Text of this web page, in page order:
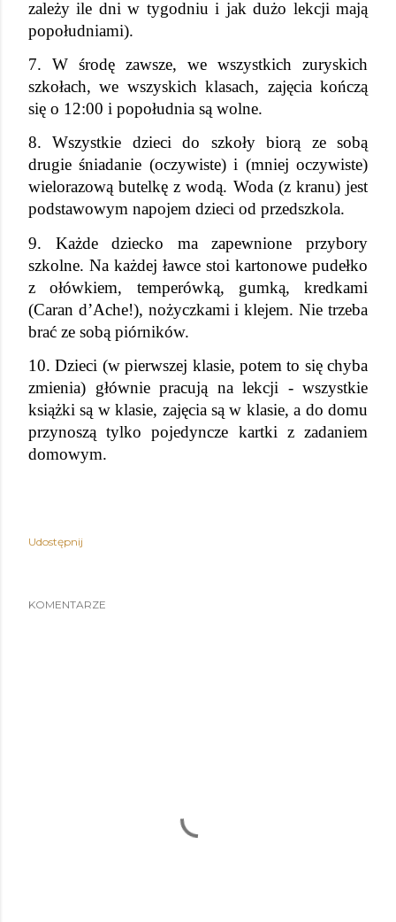
zależy ile dni w tygodniu i jak dużo lekcji mają
popołudniami).
7. W środę zawsze, we wszystkich zuryskich
szkołach, we wszyskich klasach, zajęcia kończą
się o 12:00 i popołudnia są wolne.
8. Wszystkie dzieci do szkoły biorą ze sobą
drugie śniadanie (oczywiste) i (mniej oczywiste)
wielorazową butelkę z wodą. Woda (z kranu) jest
podstawowym napojem dzieci od przedszkola.
9. Każde dziecko ma zapewnione przybory
szkolne. Na każdej ławce stoi kartonowe pudełko
z ołówkiem, temperówką, gumką, kredkami
(Caran d’Ache!), nożyczkami i klejem. Nie trzeba
brać ze sobą piórników.
10. Dzieci (w pierwszej klasie, potem to się chyba
zmienia) głównie pracują na lekcji - wszystkie
książki są w klasie, zajęcia są w klasie, a do domu
przynoszą tylko pojedyncze kartki z zadaniem
domowym.
Udostępnij
KOMENTARZE